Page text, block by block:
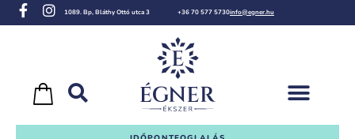
1089. Bp, Bláthy Ottó utca 3 +36 70 577 5730info@egner.hu